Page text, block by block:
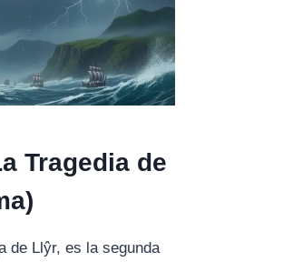
Tragedia de
de Llŷr, es la segunda